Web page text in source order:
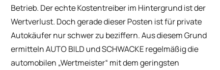
Betrieb. Der echte Kostentreiber im Hintergrund ist der
Wertverlust. Doch gerade dieser Posten ist für private
Autokäufer nur schwer zu beziffern. Aus diesem Grund
ermitteln AUTO BILD und SCHWACKE regelmäßig die
automobilen „Wertmeister“ mit dem geringsten